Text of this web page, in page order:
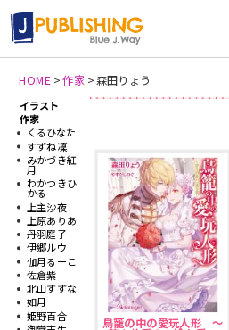
レーベルから探す
arca comics
G-Lish
ジャンルから探す
BLコミック
メニュー
HOME >作家 >森田りょう
イラスト
作家
くるひなた
すずね凜
みかづき紅
月
わかつきひ
かる
上主沙夜
上原ありあ
丹羽庭子
伊郷ルウ
伽月るーこ
佐倉紫
北山すずな
如月
姫野百合
鳥籠の中の愛玩人形 〜